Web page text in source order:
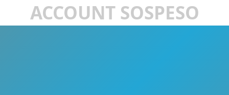
ACCOUNT SOSPESO